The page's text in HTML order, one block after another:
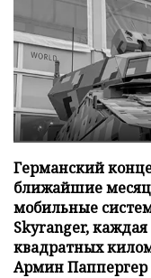
Германский
ближайшие
мобильные
Skyranger,
квадратных
Армин Паппергер